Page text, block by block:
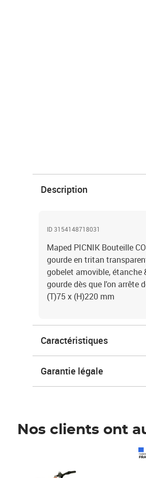
Description
ID 3154148718031
Maped PICNIK Bouteille
gourde en tritan
gobelet amovible,
gourde dès que l'on arrête
(T)75 x (H)220 mm
Caractéristiques
Garantie légale
Nos clients ont